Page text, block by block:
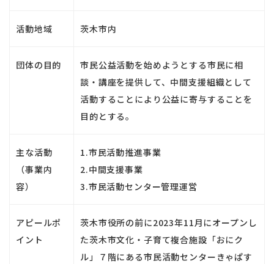
活動地域 茨木市内
団体の目的
市民公益活動を始めようとする市民に相
談・講座を提供して、中間支援組織として
活動することにより公益に寄与することを
目的とする。
主な活動
（事業内
容）
1.市民活動推進事業
2.中間支援事業
3.市民活動センター管理運営
アピールポ
イント
茨木市役所の前に2023年11月にオープンし
た茨木市文化・子育て複合施設「おにク
ル」７階にある市民活動センターきゃぱす